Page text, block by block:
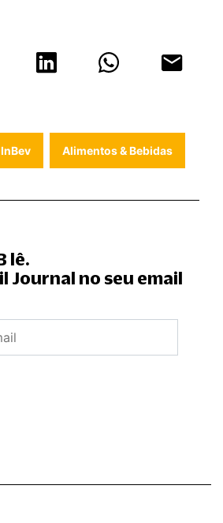
Alimentos & Bebidas
lê.
Journal no seu email